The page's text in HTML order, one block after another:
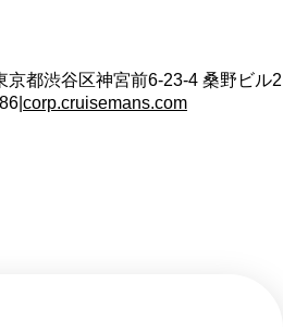
京都渋谷区神宮前6-23-4 桑野ビル2
corp.cruisemans.com